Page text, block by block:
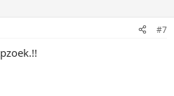
#7